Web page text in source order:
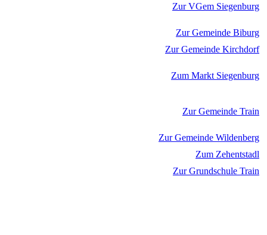
Zur VGem Siegenburg
Zur Gemeinde Biburg
Zur Gemeinde Kirchdorf
Zum Markt Siegenburg
Zur Gemeinde Train
Zur Gemeinde Wildenberg
Zum Zehentstadl
Zur Grundschule Train